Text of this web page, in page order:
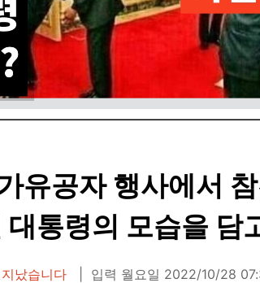
유공자 행사에서
통령의 모습을 담
났습니다
입력 월요일 2022/10/28